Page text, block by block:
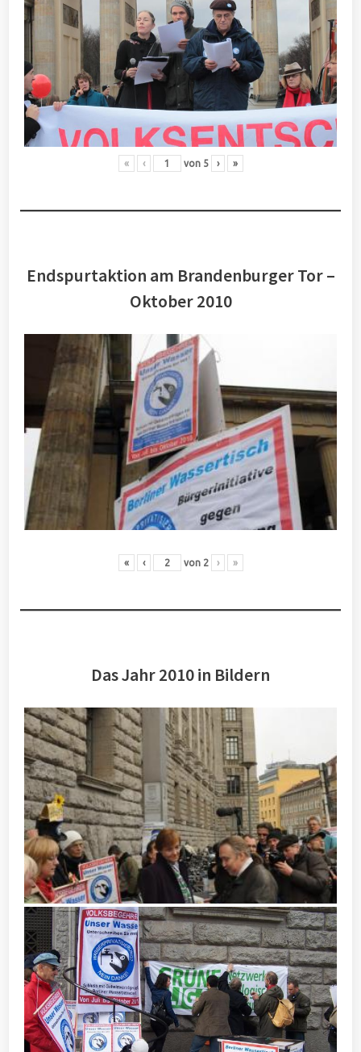
« ‹ von 5 › »
Endspurtaktion am Brandenburger Tor –
Oktober 2010
« ‹ von 2 › »
Das Jahr 2010 in Bildern